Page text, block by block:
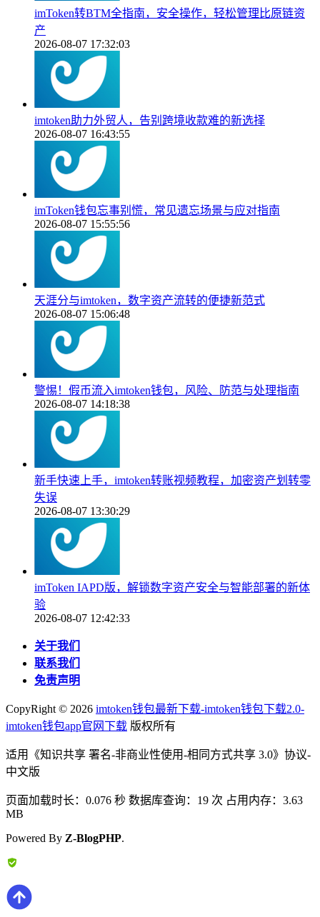
imToken转BTM全指南，安全操作，轻松管理比原链资
产
2026-08-07 17:32:03
imtoken助力外贸人，告别跨境收款难的新选择
2026-08-07 16:43:55
imToken钱包忘事别慌，常见遗忘场景与应对指南
2026-08-07 15:55:56
天涯分与imtoken，数字资产流转的便捷新范式
2026-08-07 15:06:48
警惕！假币流入imtoken钱包，风险、防范与处理指南
2026-08-07 14:18:38
新手快速上手，imtoken转账视频教程，加密资产划转零
失误
2026-08-07 13:30:29
imToken IAPD版，解锁数字资产安全与智能部署的新体
验
2026-08-07 12:42:33
关于我们
联系我们
免责声明
CopyRight © 2026 imtoken钱包最新下载-imtoken钱包下载2.0-
imtoken钱包app官网下载 版权所有
适用《知识共享 署名-非商业性使用-相同方式共享 3.0》协议-
中文版
页面加载时长：0.076 秒 数据库查询：19 次 占用内存：3.63
MB
Powered By Z-BlogPHP.